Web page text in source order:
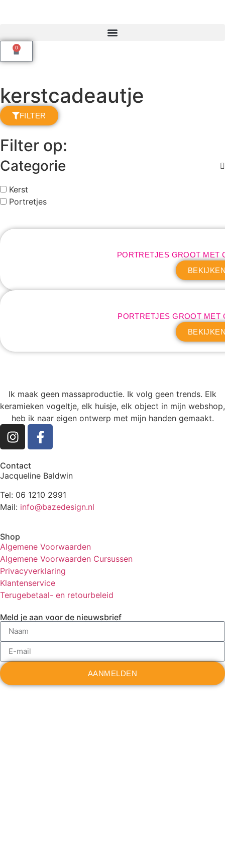
0
kerstcadeautje
FILTER
Filter op:
Categorie
Kerst
Portretjes
PORTRETJES GROOT MET
PORTRETJES GROOT MET
Ik maak geen massaproductie. Ik volg geen trends. Elk
keramieken vogeltje, elk huisje, elk object in mijn webshop,
heb ik naar eigen ontwerp met mijn handen gemaakt.
Contact
Jacqueline Baldwin
Tel: 06 1210 2991
Mail: info@bazedesign.nl
Shop
Algemene Voorwaarden
Algemene Voorwaarden Cursussen
Privacyverklaring
Klantenservice
Terugebetaal- en retourbeleid
Meld je aan voor de nieuwsbrief
AANMELDEN